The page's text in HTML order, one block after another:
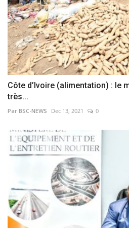
Côte d’Ivoire (alimentation) : le
très...
Par BSC-NEWS Dec 13, 2021 0